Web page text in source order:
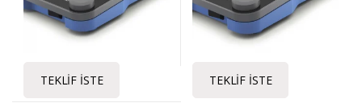
TEKLIF İSTE TEKLIF İSTE